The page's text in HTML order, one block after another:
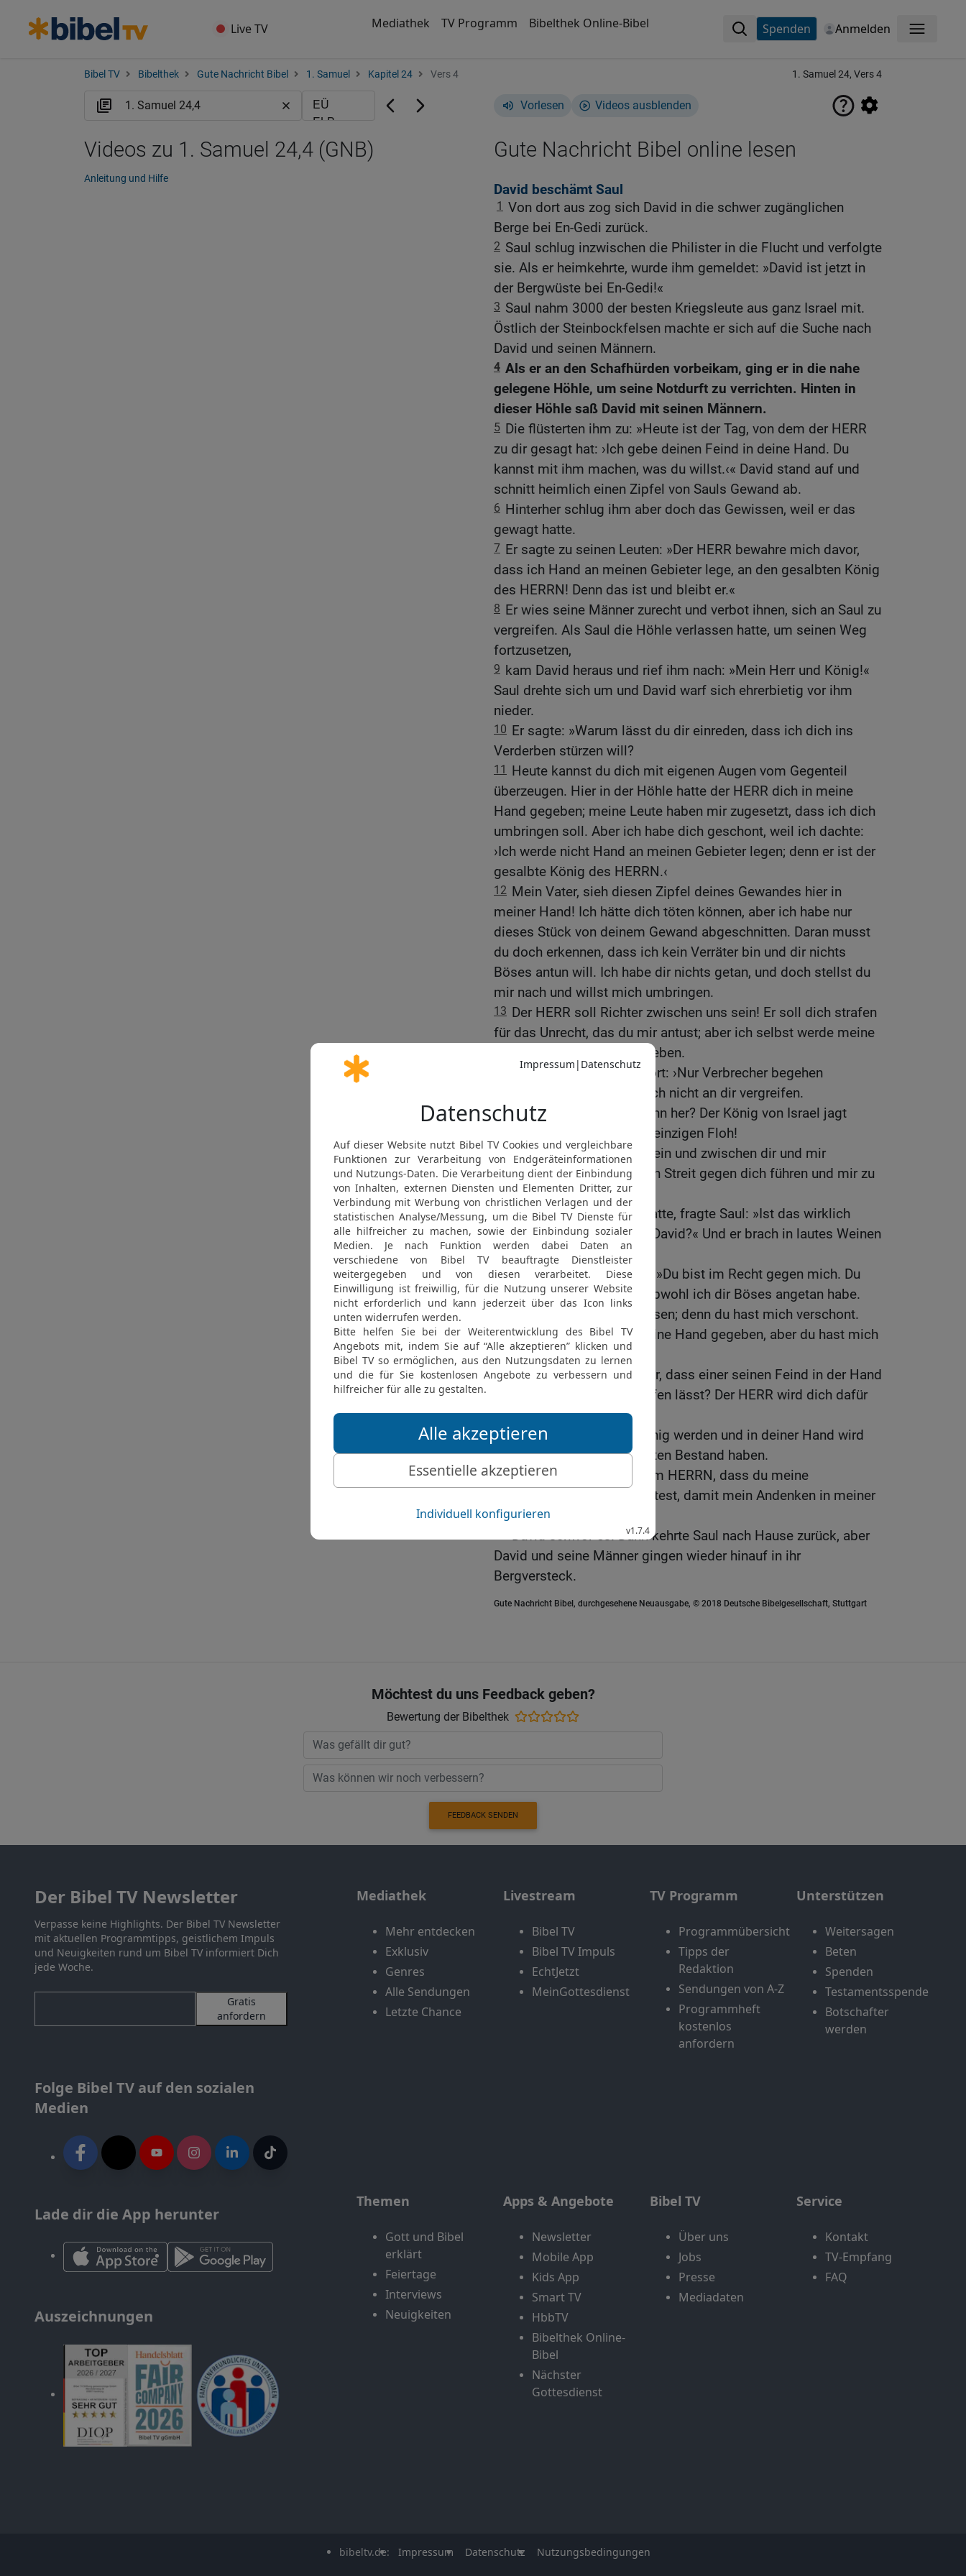
Live TV Mediathek TV Programm Bibelthek Online-Bibel Spenden Anmelden Menü
Bibel TV Bibelthek Gute Nachricht Bibel 1. Samuel Kapitel 24 Vers 4 1. Samuel 24, Vers 4
Vorlesen Videos ausblenden
Gute Nachricht Bibel online lesen
David beschämt Saul
1 Von dort aus zog sich David in die schwer zugänglichen
Berge bei En-Gedi zurück.
2 Saul schlug inzwischen die Philister in die Flucht und verfolgte
sie. Als er heimkehrte, wurde ihm gemeldet: »David ist jetzt in
der Bergwüste bei En-Gedi!«
3 Saul nahm 3000 der besten Kriegsleute aus ganz Israel mit.
Östlich der Steinbockfelsen machte er sich auf die Suche nach
David und seinen Männern.
4 Als er an den Schafhürden vorbeikam, ging er in die nahe
gelegene Höhle, um seine Notdurft zu verrichten. Hinten in
dieser Höhle saß David mit seinen Männern.
5 Die flüsterten ihm zu: »Heute ist der Tag, von dem der HERR
zu dir gesagt hat: ›Ich gebe deinen Feind in deine Hand. Du
kannst mit ihm machen, was du willst.‹« David stand auf und
schnitt heimlich einen Zipfel von Sauls Gewand ab.
6 Hinterher schlug ihm aber doch das Gewissen, weil er das
gewagt hatte.
7 Er sagte zu seinen Leuten: »Der HERR bewahre mich davor,
dass ich Hand an meinen Gebieter lege, an den gesalbten König
des HERRN! Denn das ist und bleibt er.«
8 Er wies seine Männer zurecht und verbot ihnen, sich an Saul zu
vergreifen. Als Saul die Höhle verlassen hatte, um seinen Weg
fortzusetzen,
9 kam David heraus und rief ihm nach: »Mein Herr und König!«
Saul drehte sich um und David warf sich ehrerbietig vor ihm
nieder.
10 Er sagte: »Warum lässt du dir einreden, dass ich dich ins
Verderben stürzen will?
11
Heute kannst du dich mit eigenen Augen vom Gegenteil
überzeugen. Hier in der Höhle hatte der HERR dich in meine
Hand gegeben; meine Leute haben mir zugesetzt, dass ich dich
umbringen soll. Aber ich habe dich geschont, weil ich dachte:
›Ich werde nicht Hand an meinen Gebieter legen; denn er ist der
gesalbte König des HERRN.‹
12 Mein Vater, sieh diesen Zipfel deines Gewandes hier in
meiner Hand! Ich hätte dich töten können, aber ich habe nur
dieses Stück von deinem Gewand abgeschnitten. Daran musst
du doch erkennen, dass ich kein Verräter bin und dir nichts
Böses antun will. Ich habe dir nichts getan, und doch stellst du
mir nach und willst mich umbringen.
13 Der HERR soll Richter zwischen uns sein! Er soll dich strafen
für das Unrecht, das du mir antust; aber ich selbst werde meine
Hand nicht gegen dich erheben.
Du kennst das Sprichwort: ›Nur Verbrecher begehen
Verbrechen.‹ Ich werde mich nicht an dir vergreifen.
15 Hinter wem jagst du denn her? Der König von Israel jagt
einen toten Hund, ja einen einzigen Floh!
16 Der HERR soll Richter sein und zwischen dir und mir
entscheiden. Er soll meinen Streit gegen dich führen und mir zu
meinem Recht verhelfen.«
17 Als David ausgeredet hatte, fragte Saul: »Ist das wirklich
deine Stimme, mein Sohn David?« Und er brach in lautes Weinen
aus.
18 Dann sagte er zu David: »Du bist im Recht gegen mich. Du
bist gut zu mir gewesen, obwohl ich dir Böses angetan habe.
Heute hast du es bewiesen; denn du hast mich verschont.
Der HERR hatte mich in deine Hand gegeben, aber du hast mich
nicht getötet.
20 Wo kommt so etwas vor, dass einer seinen Feind in der Hand
hat und ihn unbehelligt laufen lässt? Der HERR wird dich dafür
belohnen.
21 Ich weiß ja, du wirst König werden und in deiner Hand wird
das Königtum in Israel festen Bestand haben.
22 Darum schwöre mir beim HERRN, dass du meine
Nachkommen nicht ausrottest, damit mein Andenken in meiner
Sippe erhalten bleibt!«
David schwor es. Dann kehrte Saul nach Hause zurück, aber
David und seine Männer gingen wieder hinauf in ihr
Bergversteck.
Gute Nachricht Bibel, durchgesehene Neuausgabe, © 2018 Deutsche Bibelgesellschaft, Stuttgart
Videos zu 1. Samuel 24,4 (GNB)
Anleitung und Hilfe
Möchtest du uns Feedback geben?
Bewertung der Bibelthek
FEEDBACK SENDEN
Der Bibel TV Newsletter
Verpasse keine Highlights. Der Bibel TV Newsletter
mit aktuellen Programmtipps, geistlichem Impuls
und Neuigkeiten rund um Bibel TV informiert Dich
jede Woche.
Gratis
anfordern
Folge Bibel TV auf den sozialen
Medien
Lade dir die App herunter
Auszeichnungen
Mediathek
Mehr entdecken
Exklusiv
Genres
Alle Sendungen
Letzte Chance
Livestream
Bibel TV
Bibel TV Impuls
EchtJetzt
MeinGottesdienst
TV Programm
Programmübersicht
Tipps der
Redaktion
Sendungen von A-Z
Programmheft
kostenlos
anfordern
Unterstützen
Weitersagen
Beten
Spenden
Testamentsspende
Botschafter
werden
Themen
Gott und Bibel
erklärt
Feiertage
Interviews
Neuigkeiten
Apps & Angebote
Newsletter
Mobile App
Kids App
Smart TV
HbbTV
Bibelthek Online-
Bibel
Nächster
Gottesdienst
Bibel TV
Über uns
Jobs
Presse
Mediadaten
Service
Kontakt
TV-Empfang
FAQ
bibeltv.de: Impressum Datenschutz Nutzungsbedingungen